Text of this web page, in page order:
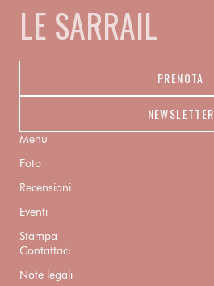
LE SARRAIL
PRENOTA
NEWSLETTER
Menu
Foto
Recensioni
Eventi
Stampa
Contattaci
Note legali